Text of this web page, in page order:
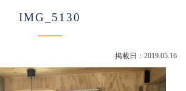
IMG_5130
掲載日：2019.05.16